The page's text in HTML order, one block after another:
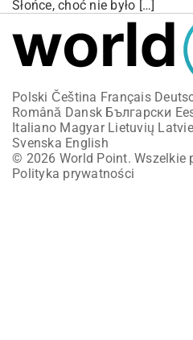
Słońce, choć nie było […]
Polski Čeština Français
Română Dansk Български
Italiano Magyar Lietuvių
Svenska English
© 2026 World Point. Wszelkie
Polityka prywatności